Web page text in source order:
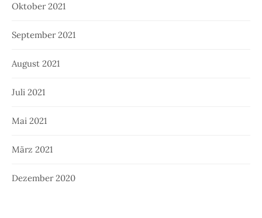
Oktober 2021
September 2021
August 2021
Juli 2021
Mai 2021
März 2021
Dezember 2020